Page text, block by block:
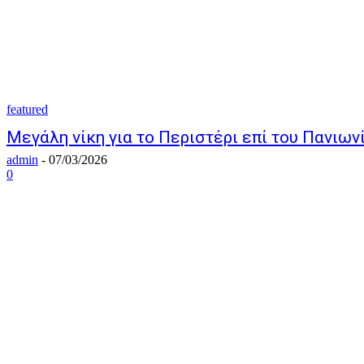
featured
Μεγάλη νίκη για το Περιστέρι επί του
admin - 07/03/2026
0